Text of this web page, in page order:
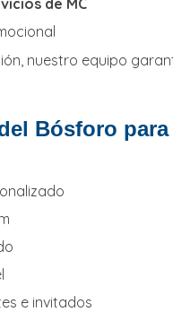
nuestro equipo
Bósforo
e invitados